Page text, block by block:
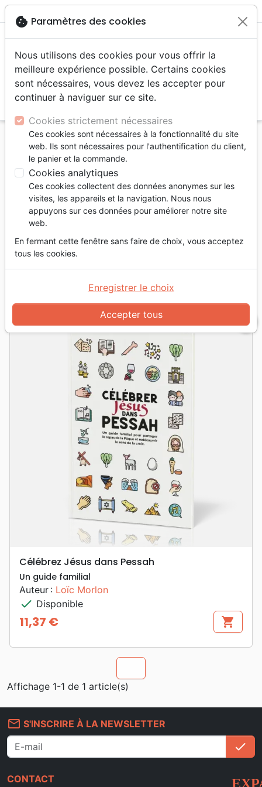
menu
Accueil Editeurs Morlon Création
Morlon Création
Liste des produits de l'éditeur
Filtrertune
Pâques
favorite_border
Célébrez Jésus dans Pessah
Un guide familial
Auteur : Loïc Morlon
check Disponible
Prix
11,37 € shopping_cart
Affichage 1-1 de 1 article(s)
mail_outline S'INSCRIRE À LA NEWSLETTER
check
CONTACT
cookie Paramètres des cookies
Nous utilisons des cookies pour vous offrir la
meilleure expérience possible. Certains cookies
sont nécessaires, vous devez les accepter pour
continuer à naviguer sur ce site.
Cookies strictement nécessaires
Ces cookies sont nécessaires à la fonctionnalité du site
web. Ils sont nécessaires pour l'authentification du client,
le panier et la commande.
Cookies analytiques
Ces cookies collectent des données anonymes sur les
visites, les appareils et la navigation. Nous nous
appuyons sur ces données pour améliorer notre site
web.
En fermant cette fenêtre sans faire de choix, vous acceptez
tous les cookies.
Accepter tous
Enregistrer le choix